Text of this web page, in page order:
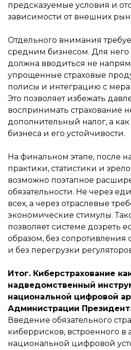
предсказуемые условия и
зависимости от внешних
Отдельного внимания
средним бизнесом. Для него
должна вводиться не
упрощенные страховые
полисы и интеграцию с
Это позволяет избежать
воспринимать страхование
дополнительный налог, а
бизнеса и его устойчивости.
На финальном этапе, после
практики, статистики и
возможно поэтапное
обязательности. Не через
всех, а через отраслевые
экономические стимулы.
позволяет системе дозреть
образом, без сопротивления
и без перегрузки
Итог. Киберстрахование
надведомственный
национальной цифровой
Администрации
Введение обязательного
киберрисков, встроенного в
национальной цифровой